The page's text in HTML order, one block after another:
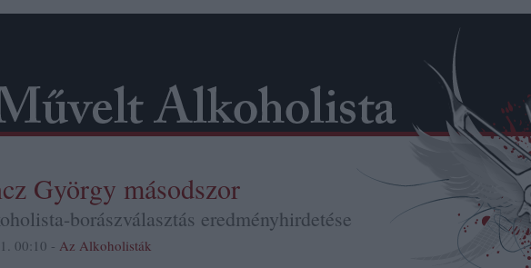
György másodszor
borászválasztás eredményhirdetése
00:10 - Az Alkoholisták